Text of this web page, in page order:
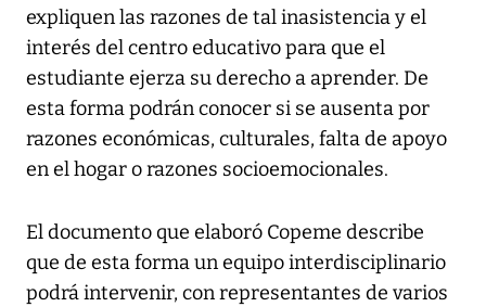
expliquen las razones de tal inasistencia y el
interés del centro educativo para que el
estudiante ejerza su derecho a aprender. De
esta forma podrán conocer si se ausenta por
razones económicas, culturales, falta de apoyo
en el hogar o razones socioemocionales.
El documento que elaboró Copeme describe
que de esta forma un equipo interdisciplinario
podrá intervenir, con representantes de varios